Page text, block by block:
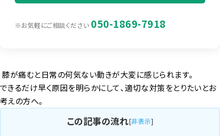
※お気軽にご相談ください 050-1869-7918
膝が痛むと日常の何気ない動きが大変に感じられます。
できるだけ早く原因を明らかにして、適切な対策をとりたいとお
考えの方へ。
この記事の流れ[非表示]